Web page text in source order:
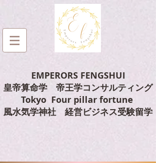
EMPERORS FENGSHUI
皇帝算命学 帝王学コンサルティング
Tokyo Four pillar fortune
風水気学神社 経営ビジネス受験留学